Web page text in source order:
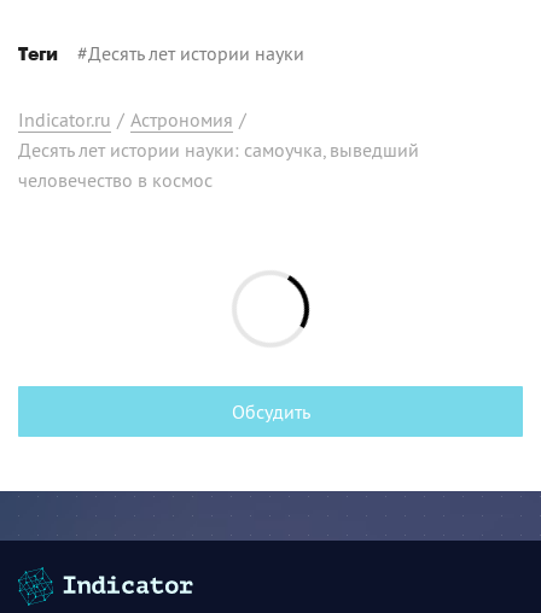
Теги #Десять лет истории науки
Indicator.ru / Астрономия /
Десять лет истории науки: самоучка, выведший
человечество в космос
Обсудить